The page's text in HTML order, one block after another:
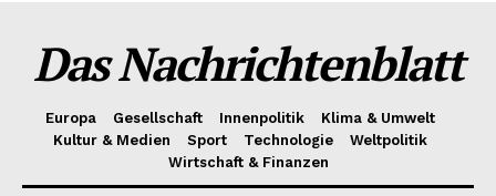
Das Nachrichtenblatt
Europa Gesellschaft Innenpolitik
Klima & Umwelt
Kultur & Medien
Sport Technologie
Weltpolitik
Wirtschaft & Finanzen